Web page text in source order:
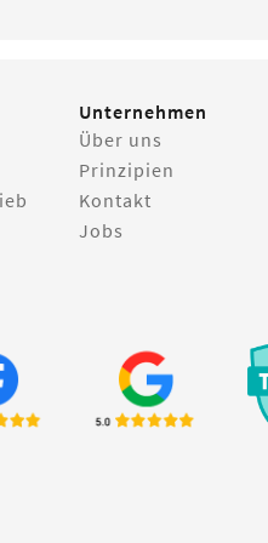
Unternehmen
Über uns
Prinzipien
Kontakt
Jobs